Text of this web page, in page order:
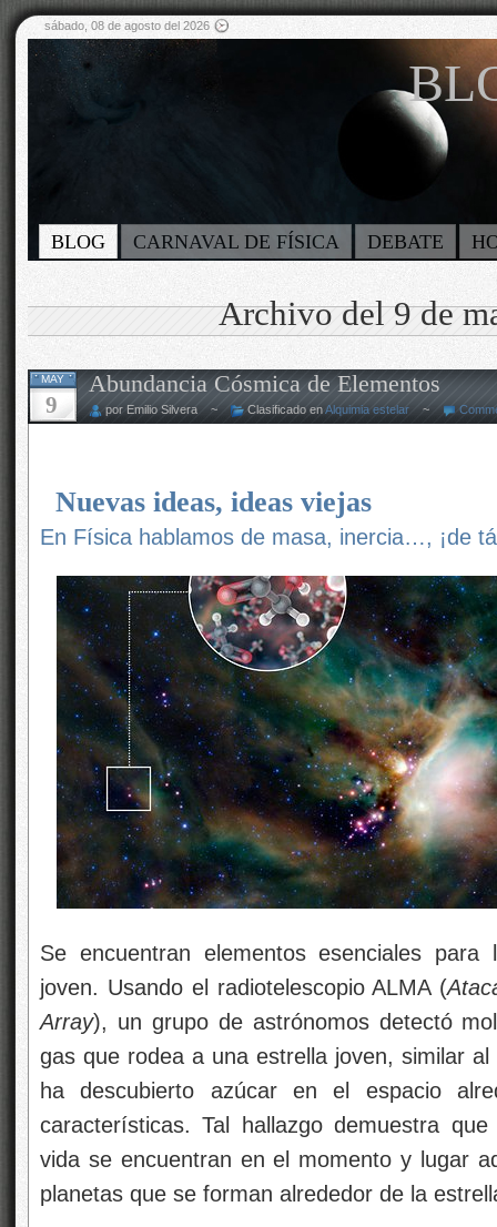
sábado, 08 de agosto del 2026
BLOG CARNAVAL DE FÍSICA DEBATE
Archivo del 9 de
MAY
9
Abundancia Cósmica de Elementos
por Emilio Silvera ~ Clasificado enAlquimia estelar ~
Nuevas ideas, ideas viejas
En Física hablamos de masa, inercia…, ¡de
Se encuentran elementos esenciales
joven. Usando el radiotelescopio ALMA (
Array), un grupo de astrónomos detectó
gas que rodea a una estrella joven, similar
ha descubierto azúcar en el espacio
características. Tal hallazgo demuestra
vida se encuentran en el momento y lugar
planetas que se forman alrededor de la